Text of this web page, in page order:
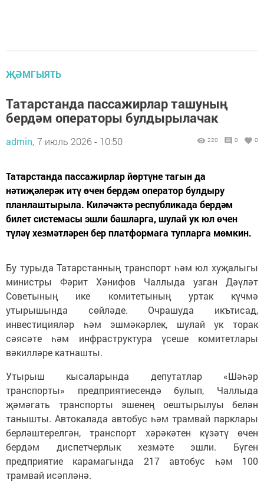
ҖӘМГЫЯТЬ
Татарстанда пассажирлар ташуның
бердәм операторы булдырылачак
admin, 7 июль 2026 - 10:50 220 0 0
Татарстанда пассажирлар йөртүне тагын да
нәтиҗәлерәк итү өчен бердәм оператор булдыру
планлаштырыла. Киләчәктә республикада бердәм
билет системасы эшли башларга, шулай ук юл өчен
түләү хезмәтләрен бер платформага тупларга мөмкин.
Бу турыда Татарстанның транспорт һәм юл хуҗалыгы
министры Фәрит Хәнифов Чаллыда узган Дәүләт
Советының ике комитетының уртак күчмә
утырышында сөйләде. Очрашуда икътисад,
инвестицияләр һәм эшмәкәрлек, шулай ук торак
сәясәте һәм инфраструктура үсеше комитетлары
вәкилләре катнашты.
Утырыш кысаларында депутатлар «Шәһәр
транспорты» предприятиесендә булып, Чаллыда
җәмәгать транспорты эшенең оештырылуы белән
танышты. Автокалада автобус һәм трамвай парклары
берләштерелгән, транспорт хәрәкәтен күзәтү өчен
бердәм диспетчерлык хезмәте эшли. Бүген
предприятие карамагында 217 автобус һәм 100
трамвай исәпләнә.